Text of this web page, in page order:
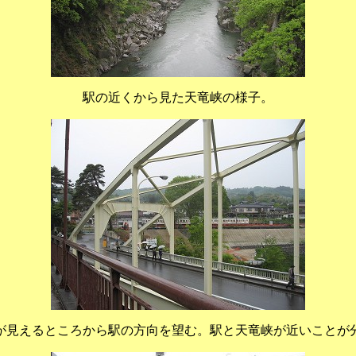
駅の近くから見た天竜峡の様子。
見えるところから駅の方向を望む。駅と天竜峡が近いことが